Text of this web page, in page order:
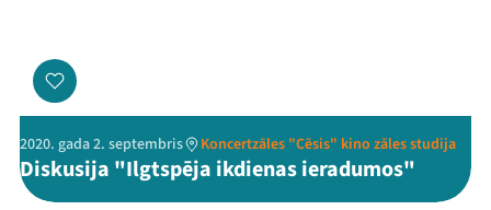
2020. gada 2. septembris Koncertzāles "Cēsis" kino zāles studija
Diskusija "Ilgtspēja ikdienas ieradumos"